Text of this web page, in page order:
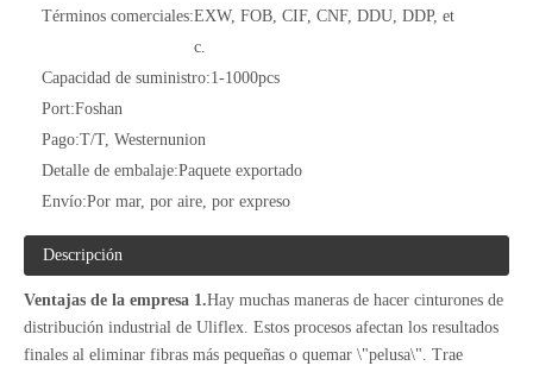
Términos comerciales:EXW, FOB, CIF, CNF, DDU, DDP, et
c.
Capacidad de suministro:1-1000pcs
Port:Foshan
Pago:T/T, Westernunion
Detalle de embalaje:Paquete exportado
Envío:Por mar, por aire, por expreso
Descripción
Ventajas de la empresa 1.Hay muchas maneras de hacer cinturones de
distribución industrial de Uliflex. Estos procesos afectan los resultados
finales al eliminar fibras más pequeñas o quemar \"pelusa\". Trae